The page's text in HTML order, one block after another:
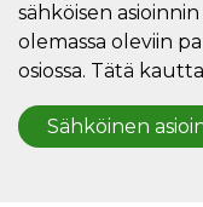
sähköisen
olemassa oleviin
osiossa. Tätä
Sähköinen